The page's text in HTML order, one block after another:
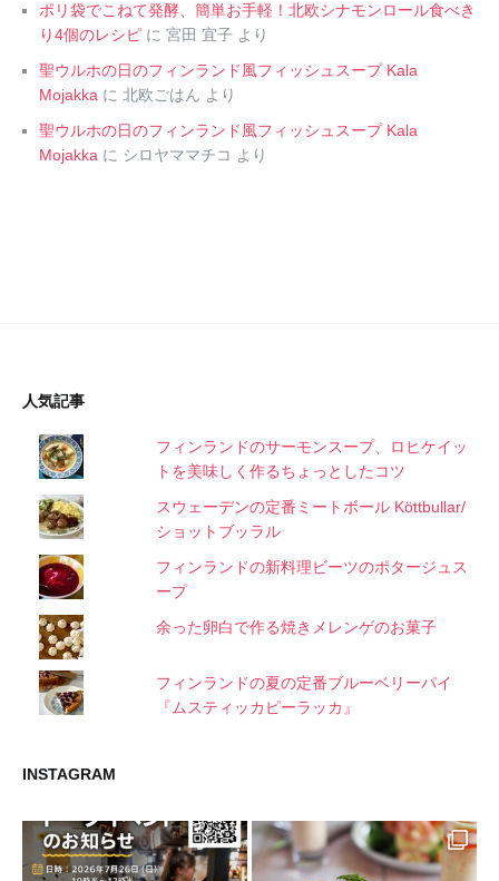
ポリ袋でこねて発酵、簡単お手軽！北欧シナモンロール食べき
り4個のレシピ に 宮田 宜子 より
聖ウルホの日のフィンランド風フィッシュスープ Kala
Mojakka に 北欧ごはん より
聖ウルホの日のフィンランド風フィッシュスープ Kala
Mojakka に シロヤママチコ より
人気記事
フィンランドのサーモンスープ、ロヒケイッ
トを美味しく作るちょっとしたコツ
スウェーデンの定番ミートボール Köttbullar/
ショットブッラル
フィンランドの新料理ビーツのポタージュス
ープ
余った卵白で作る焼きメレンゲのお菓子
フィンランドの夏の定番ブルーベリーパイ
『ムスティッカピーラッカ』
INSTAGRAM